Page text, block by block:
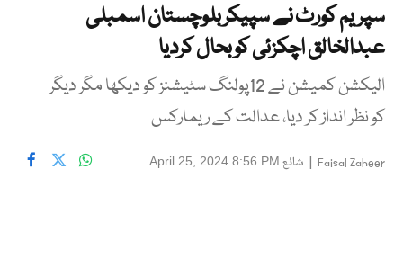
سپریم کورٹ نے سپیکربلوچستان اسمبلی
عبدالخالق اچکزئی کوبحال کردیا
الیکشن کمیشن نے 12پولنگ سٹیشنز کو دیکھا مگر دیگر
کو نظر انداز کر دیا، عدالت کے ریمارکس
Faisal Zaheer
| شائع April 25, 2024 8:56 PM